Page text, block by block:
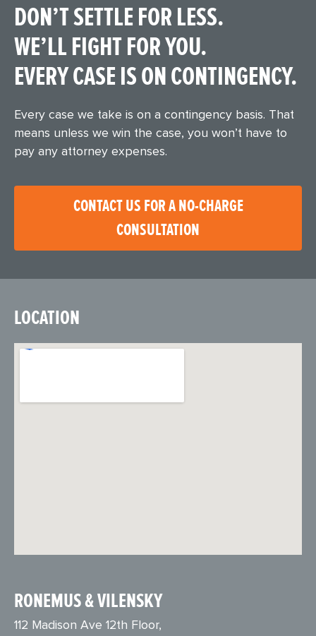
DON’T SETTLE FOR LESS.
WE’LL FIGHT FOR YOU.
EVERY CASE IS ON CONTINGENCY.
Every case we take is on a contingency basis. That
means unless we win the case, you won’t have to
pay any attorney expenses.
CONTACT US FOR A NO-CHARGE
CONSULTATION
LOCATION
RONEMUS & VILENSKY
112 Madison Ave 12th Floor,